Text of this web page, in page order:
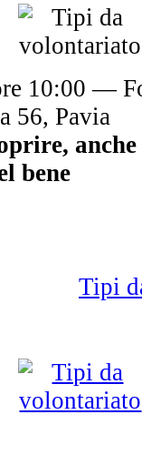
10:00 —
56, Pavia
bene
Tipi